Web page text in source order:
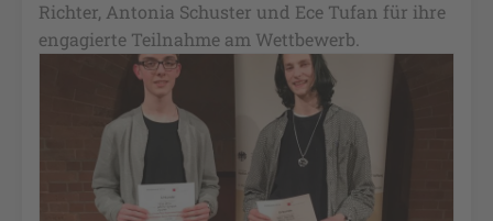
Richter, Antonia Schuster und Ece Tufan für ihre
engagierte Teilnahme am Wettbewerb.